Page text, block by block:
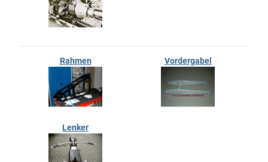
Rahmen Vordergabel
Lenker